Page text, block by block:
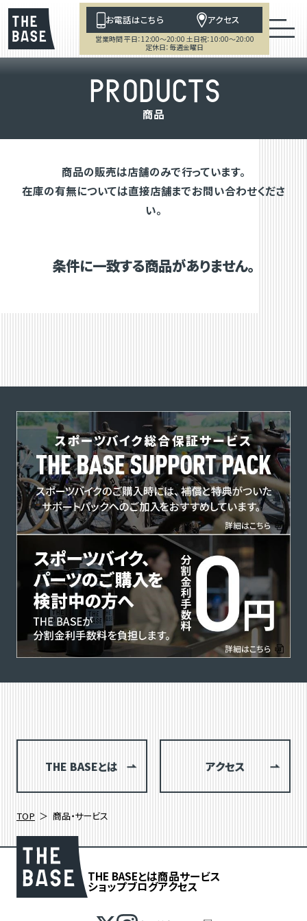
お電話はこちら アクセス
営業時間 平日：12:00～20:00 土日祝：10:00～20:00
定休日：毎週金曜日
PRODUCTS
商品
商品の販売は店舗のみで行っています。
在庫の有無については直接店舗までお問い合わせくださ
い。
条件に一致する商品がありません。
THE BASEとは アクセス
TOP 商品・サービス
THE BASEとは商品サービス
ショップブログアクセス